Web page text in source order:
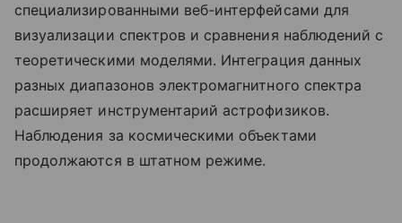
специализированными веб-интерфейсами для
визуализации спектров и сравнения наблюдений с
теоретическими моделями. Интеграция данных
разных диапазонов электромагнитного спектра
расширяет инструментарий астрофизиков.
Наблюдения за космическими объектами
продолжаются в штатном режиме.